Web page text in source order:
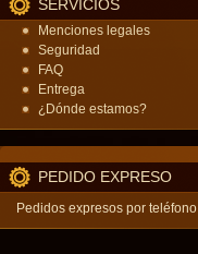
SERVICIOS
Menciones legales
Seguridad
FAQ
Entrega
¿Dónde estamos?
PEDIDO EXPRESO
Pedidos expresos por teléfono